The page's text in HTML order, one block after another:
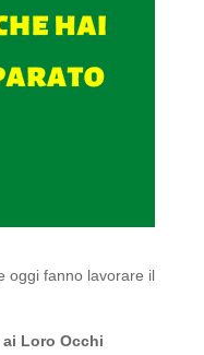
oggi fanno lavorare il
Loro Occhi